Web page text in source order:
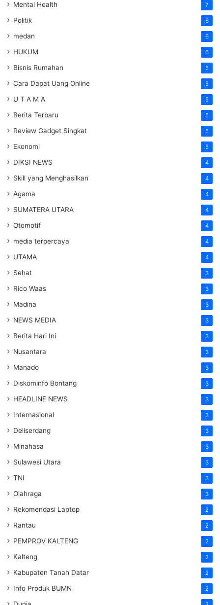
Mental Health 7
Politik 6
medan 6
HUKUM 6
Bisnis Rumahan 5
Cara Dapat Uang Online 5
U T A M A 5
Berita Terbaru 5
Review Gadget Singkat 5
Ekonomi 5
DIKSI NEWS 4
Skill yang Menghasilkan 4
Agama 4
SUMATERA UTARA 4
Otomotif 4
media terpercaya 4
UTAMA 4
Sehat 3
Rico Waas 3
Madina 3
NEWS MEDIA 3
Berita Hari Ini 3
Nusantara 3
Manado 3
Diskominfo Bontang 3
HEADLINE NEWS 3
Internasional 3
Deliserdang 3
Minahasa 3
Sulawesi Utara 3
TNI 3
Olahraga 3
Rekomendasi Laptop 2
Rantau 2
PEMPROV KALTENG 2
Kalteng 2
Kabupaten Tanah Datar 2
Info Produk BUMN 2